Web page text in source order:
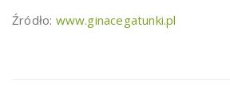
Źródło: www.ginacegatunki.pl